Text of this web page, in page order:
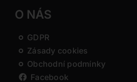
O NÁS
GDPR
Zásady cookies
Obchodní podmínky
Facebook